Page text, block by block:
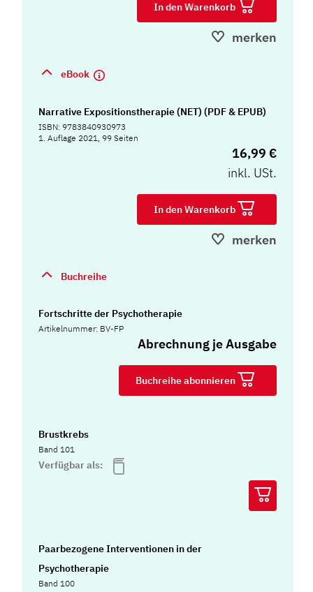
In den Warenkorb
merken
eBook
Narrative Expositionstherapie (NET) (PDF & EPUB)
ISBN: 9783840930973
1. Auflage 2021, 99 Seiten
16,99 €
inkl. USt.
In den Warenkorb
merken
Buchreihe
Fortschritte der Psychotherapie
Artikelnummer: BV-FP
Abrechnung je Ausgabe
Buchreihe abonnieren
Brustkrebs
Band 101
Verfügbar als:
Paarbezogene Interventionen in der
Psychotherapie
Band 100